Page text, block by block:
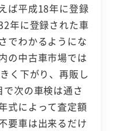
ば平成18年に登録
年に登録された車
でわかるようにな
の中古車市場では
く下がり、再販し
次の車検は通さ
式によって査定額
要車は出来るだけ